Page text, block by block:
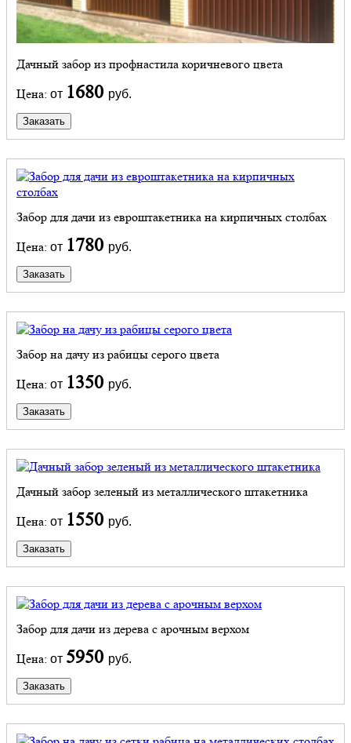
Дачный забор из профнастила коричневого цвета
Цена: от 1680 руб.
Заказать
Забор для дачи из евроштакетника на кирпичных столбах
Цена: от 1780 руб.
Заказать
Забор на дачу из рабицы серого цвета
Цена: от 1350 руб.
Заказать
Дачный забор зеленый из металлического штакетника
Цена: от 1550 руб.
Заказать
Забор для дачи из дерева с арочным верхом
Цена: от 5950 руб.
Заказать